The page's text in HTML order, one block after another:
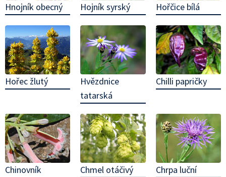
Hnojník obecný Hojník syrský Hořčice bílá
Hořec žlutý
Hvězdnice
tatarská
Chilli papričky
Chinovník
Chmel otáčivý Chrpa luční